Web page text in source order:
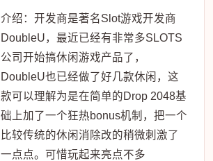
介绍：开发商是著名Slot游戏开发商
DoubleU，最近已经有非常多SLOTS
公司开始搞休闲游戏产品了，
DoubleU也已经做了好几款休闲，这
款可以理解为是在简单的Drop 2048基
础上加了一个狂热bonus机制，把一个
比较传统的休闲消除改的稍微刺激了
一点点。可惜玩起来亮点不多